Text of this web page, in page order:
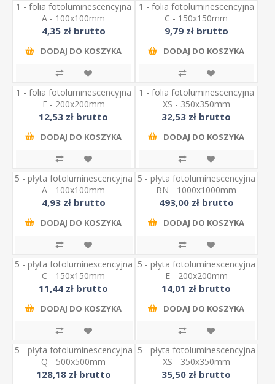
1 - folia fotoluminescencyjna
A - 100x100mm
4,35 zł brutto
DODAJ DO KOSZYKA
1 - folia fotoluminescencyjna
C - 150x150mm
9,79 zł brutto
DODAJ DO KOSZYKA
1 - folia fotoluminescencyjna
E - 200x200mm
12,53 zł brutto
DODAJ DO KOSZYKA
1 - folia fotoluminescencyjna
XS - 350x350mm
32,53 zł brutto
DODAJ DO KOSZYKA
5 - płyta fotoluminescencyjna
A - 100x100mm
4,93 zł brutto
DODAJ DO KOSZYKA
5 - płyta fotoluminescencyjna
BN - 1000x1000mm
493,00 zł brutto
DODAJ DO KOSZYKA
5 - płyta fotoluminescencyjna
C - 150x150mm
11,44 zł brutto
DODAJ DO KOSZYKA
5 - płyta fotoluminescencyjna
E - 200x200mm
14,01 zł brutto
DODAJ DO KOSZYKA
5 - płyta fotoluminescencyjna
Q - 500x500mm
128,18 zł brutto
5 - płyta fotoluminescencyjna
XS - 350x350mm
35,50 zł brutto